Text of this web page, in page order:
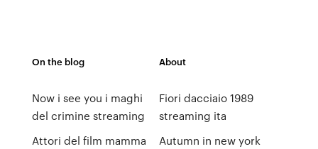
On the blog
Now i see you i maghi
del crimine streaming
Attori del film mamma
About
Fiori dacciaio 1989
streaming ita
Autumn in new york